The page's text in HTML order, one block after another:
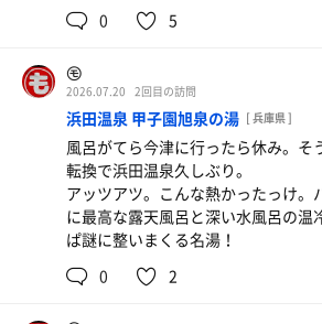
並の全マシ
うーーん食べ過ぎ！
0 5
㋲
2026.07.20 2回目の訪問
浜田温泉 甲子園旭泉の湯 [ 兵庫県 ]
風呂がてら今津に行ったら休み。そ
転換で浜田温泉久しぶり。
アッツアツ。こんな熱かったっけ。
に最高な露天風呂と深い水風呂の温
ぱ謎に整いまくる名湯！
0
2